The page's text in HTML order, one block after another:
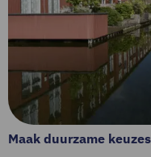
Maak duurzame